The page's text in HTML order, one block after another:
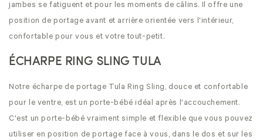
jambes se fatiguent et pour les moments de câlins. Il offre une
position de portage avant et arrière orientée vers l'intérieur,
confortable pour vous et votre tout-petit.
ÉCHARPE RING SLING TULA
Notre écharpe de portage Tula Ring Sling, douce et confortable
pour le ventre, est un porte-bébé idéal après l'accouchement.
C'est un porte-bébé vraiment simple et flexible que vous pouvez
utiliser en position de portage face à vous, dans le dos et sur les